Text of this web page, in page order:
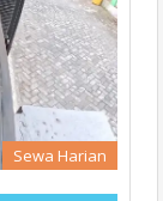
Sewa Harian